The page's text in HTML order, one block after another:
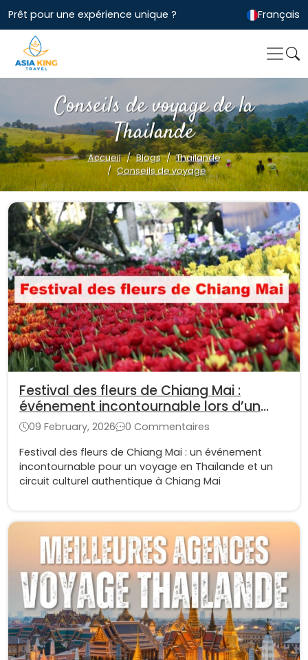
Prêt pour une expérience unique ? Français
Conseils de voyage de la
Thailande
Accueil Blogs
Thailande
Conseils de voyage
Festival des fleurs de Chiang Mai :
événement incontournable lors d’un
voyage en Thaïlande
09 February, 2026
0 Commentaires
Festival des fleurs de Chiang Mai : un événement
incontournable pour un voyage en Thaïlande et un
circuit culturel authentique à Chiang Mai